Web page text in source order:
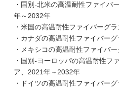
・国別-北米の高温耐性ファイバ
年～2032年
・米国の高温耐性ファイバーグ
・カナダの高温耐性ファイバー
・メキシコの高温耐性ファイバ
・国別-ヨーロッパの高温耐性フ
ア、2021年～2032年
・ドイツの高温耐性ファイバー